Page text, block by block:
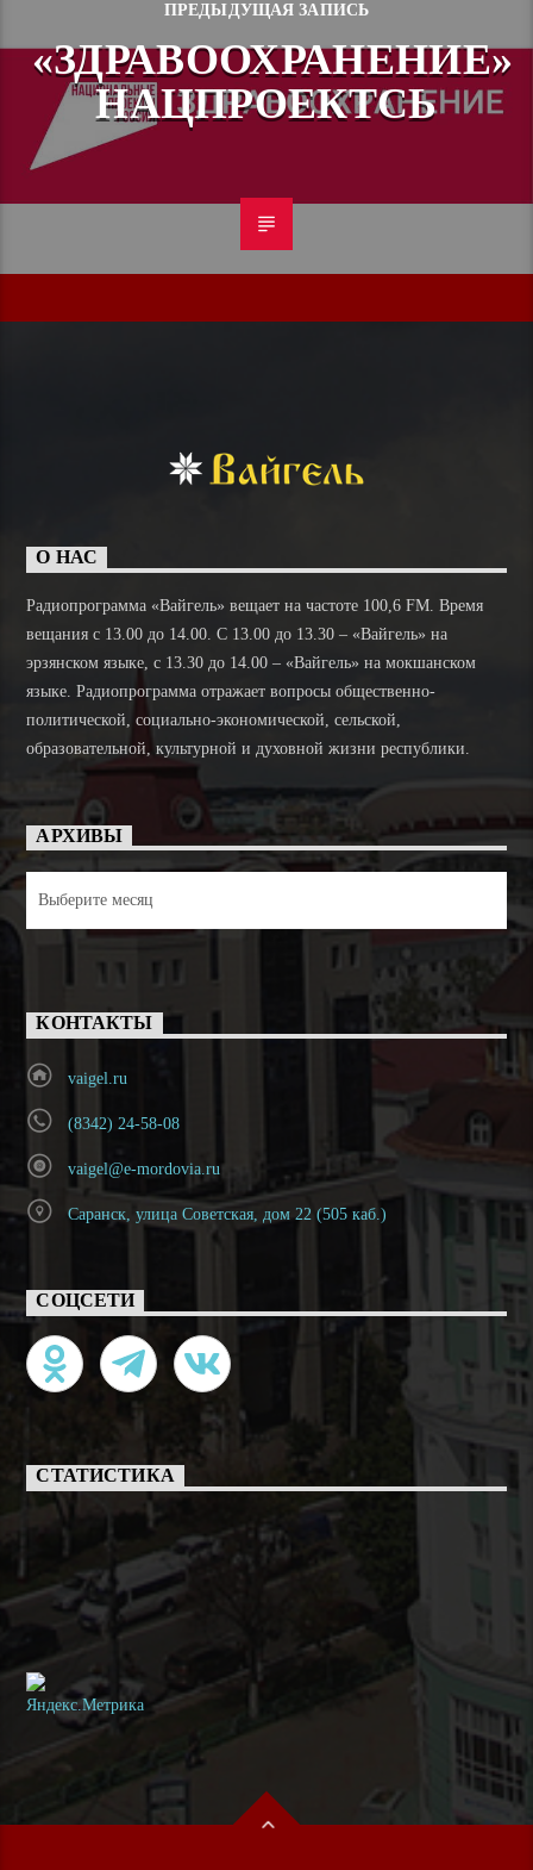
ПРЕДЫДУЩАЯ ЗАПИСЬ
«ЗДРАВООХРАНЕНИЕ»
НАЦПРОЕКТСЬ
О НАС
Радиопрограмма «Вайгель» вещает на частоте 100,6 FM. Время
вещания с 13.00 до 14.00. C 13.00 до 13.30 – «Вайгель» на
эрзянском языке, с 13.30 до 14.00 – «Вайгель» на мокшанском
языке. Радиопрограмма отражает вопросы общественно-
политической, социально-экономической, сельской,
образовательной, культурной и духовной жизни республики.
АРХИВЫ
КОНТАКТЫ
vaigel.ru
(8342) 24-58-08
vaigel@e-mordovia.ru
Саранск, улица Советская, дом 22 (505 каб.)
СОЦСЕТИ
СТАТИСТИКА